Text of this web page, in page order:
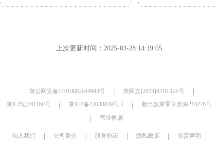
上次更新时间：2025-03-28 14:19:05
京公网安备11010802044943号 ┊ 京网文[2023]4218-125号
┊
京ICP证161160号
┊ 京ICP备13038039号-2 ┊ 新出发京零字第海210278号
┊ 营业执照
加入我们 ┊ 公司简介 ┊ 服务协议 ┊ 隐私政策 ┊ 免责声明
┊